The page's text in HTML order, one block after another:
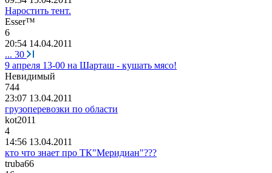
Наростить тент.
Essеr™
6
20:54 14.04.2011
... 30
9 апреля 13-00 на Шарташ - кушать мясо!
Невидимый
744
23:07 13.04.2011
грузоперевозки по области
kot2011
4
14:56 13.04.2011
кто что знает про ТК"Меридиан"???
truba66